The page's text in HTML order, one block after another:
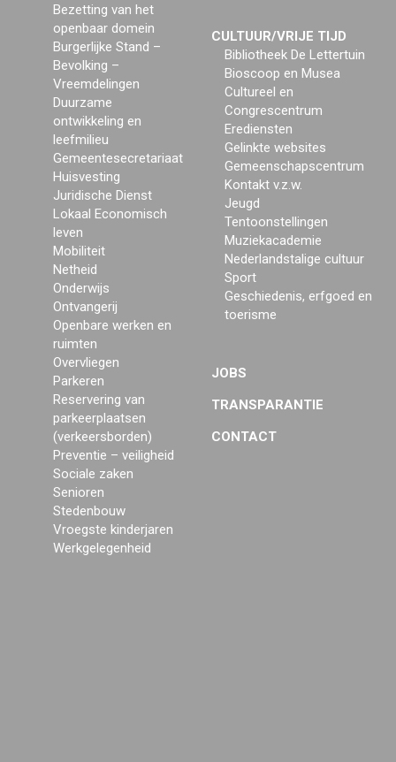
Bezetting van het
openbaar domein
Burgerlijke Stand –
Bevolking –
Vreemdelingen
Duurzame
ontwikkeling en
leefmilieu
Gemeentesecretariaat
Huisvesting
Juridische Dienst
Lokaal Economisch
leven
Mobiliteit
Netheid
Onderwijs
Ontvangerij
Openbare werken en
ruimten
Overvliegen
Parkeren
Reservering van
parkeerplaatsen
(verkeersborden)
Preventie – veiligheid
Sociale zaken
Senioren
Stedenbouw
Vroegste kinderjaren
Werkgelegenheid
CULTUUR/VRIJE TIJD
Bibliotheek De Lettertuin
Bioscoop en Musea
Cultureel en
Congrescentrum
Erediensten
Gelinkte websites
Gemeenschapscentrum
Kontakt v.z.w.
Jeugd
Tentoonstellingen
Muziekacademie
Nederlandstalige cultuur
Sport
Geschiedenis, erfgoed en
toerisme
JOBS
TRANSPARANTIE
CONTACT